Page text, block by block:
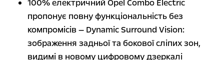
100% електричний Opel Combo Electric
пропонує повну функціональність без
компромісів — Dynamic Surround Vision:
зображення задньої та бокової сліпих зон,
видимі в новому цифровому дзеркалі